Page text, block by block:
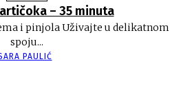
– 35 minuta
i pinjola Uživajte u delikatnom
spoju...
PAULIĆ